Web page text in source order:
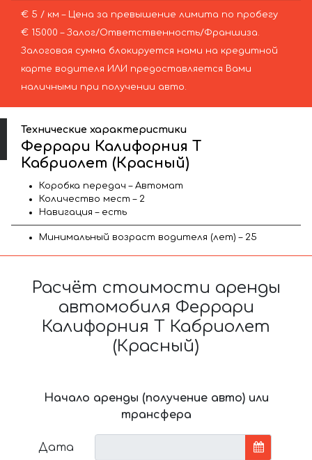
€ 5 / км – Цена за превышение лимита по пробегу
€ 15000 – Залог/Ответственность/Франшиза.
Залоговая сумма блокируется нами на кредитной
карте водителя ИЛИ предоставляется Вами
наличными при получении авто.
Технические характеристики
Феррари Калифорния Т
Кабриолет (Красный)
Коробка передач – Автомат
Количество мест – 2
Навигация – есть
Минимальный возраст водителя (лет) – 25
Расчёт стоимости аренды
автомобиля Феррари
Калифорния Т Кабриолет
(Красный)
Начало аренды (получение авто) или
трансфера
Дата